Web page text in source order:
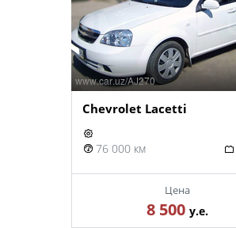
Chevrolet Lacetti
76 000 км
Цена
8 500 у.е.